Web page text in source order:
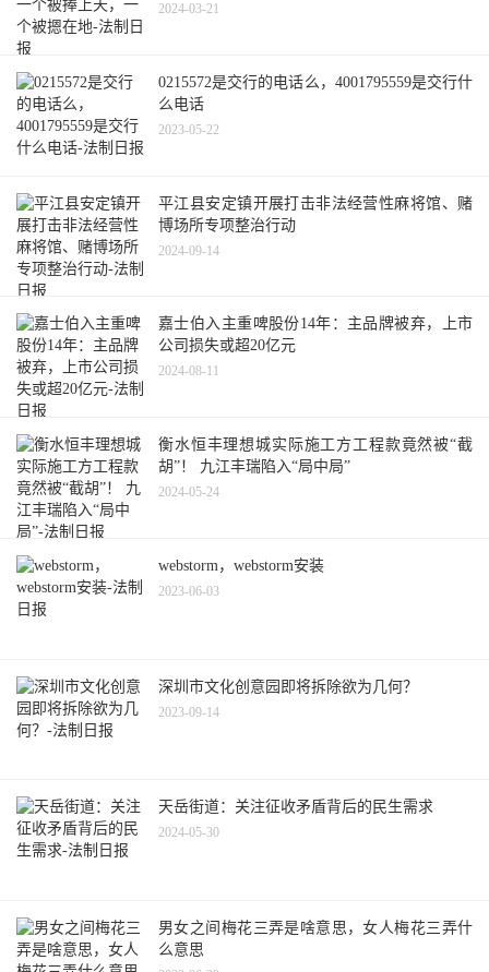
2024-03-21
0215572是交行的电话么，4001795559是交行什
么电话
2023-05-22
平江县安定镇开展打击非法经营性麻将馆、赌
博场所专项整治行动
2024-09-14
嘉士伯入主重啤股份14年：主品牌被弃，上市
公司损失或超20亿元
2024-08-11
衡水恒丰理想城实际施工方工程款竟然被“截
胡”！ 九江丰瑞陷入“局中局”
2024-05-24
webstorm，webstorm安装
2023-06-03
深圳市文化创意园即将拆除欲为几何？
2023-09-14
天岳街道：关注征收矛盾背后的民生需求
2024-05-30
男女之间梅花三弄是啥意思，女人梅花三弄什
么意思